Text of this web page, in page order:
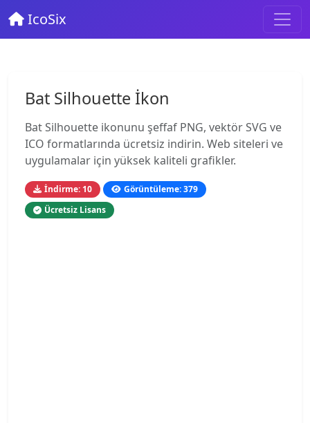
IcoSix
Bat Silhouette İkon
Bat Silhouette ikonunu şeffaf PNG, vektör SVG ve
ICO formatlarında ücretsiz indirin. Web siteleri ve
uygulamalar için yüksek kaliteli grafikler.
İndirme: 10
Görüntüleme: 379
Ücretsiz Lisans